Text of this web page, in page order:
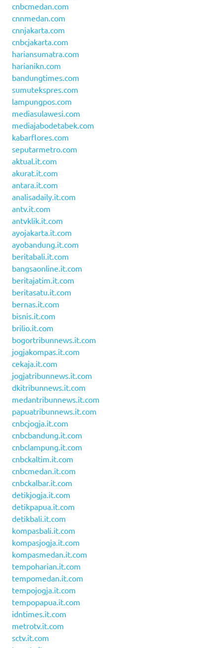
cnbcmedan.com
cnnmedan.com
cnnjakarta.com
cnbcjakarta.com
hariansumatra.com
harianikn.com
bandungtimes.com
sumutekspres.com
lampungpos.com
mediasulawesi.com
mediajabodetabek.com
kabarflores.com
seputarmetro.com
aktual.it.com
akurat.it.com
antara.it.com
analisadaily.it.com
antv.it.com
antvklik.it.com
ayojakarta.it.com
ayobandung.it.com
beritabali.it.com
bangsaonline.it.com
beritajatim.it.com
beritasatu.it.com
bernas.it.com
bisnis.it.com
brilio.it.com
bogortribunnews.it.com
jogjakompas.it.com
cekaja.it.com
jogjatribunnews.it.com
dkitribunnews.it.com
medantribunnews.it.com
papuatribunnews.it.com
cnbcjogja.it.com
cnbcbandung.it.com
cnbclampung.it.com
cnbckaltim.it.com
cnbcmedan.it.com
cnbckalbar.it.com
detikjogja.it.com
detikpapua.it.com
detikbali.it.com
kompasbali.it.com
kompasjogja.it.com
kompasmedan.it.com
tempoharian.it.com
tempomedan.it.com
tempojogja.it.com
tempopapua.it.com
idntimes.it.com
metrotv.it.com
sctv.it.com